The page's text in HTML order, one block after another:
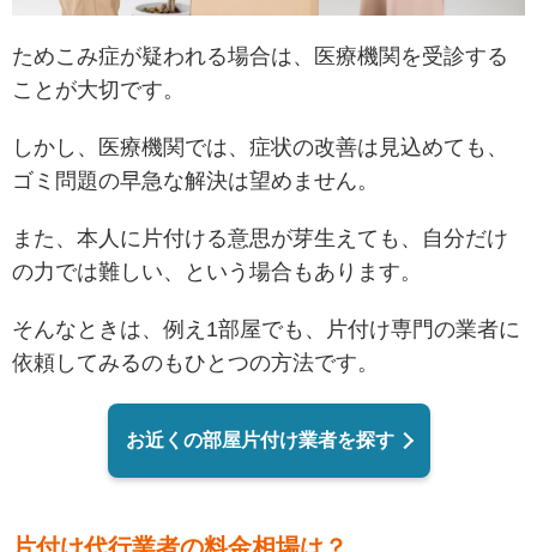
ためこみ症が疑われる場合は、医療機関を受診する
ことが大切です。
しかし、医療機関では、症状の改善は見込めても、
ゴミ問題の早急な解決は望めません。
また、本人に片付ける意思が芽生えても、自分だけ
の力では難しい、という場合もあります。
そんなときは、例え1部屋でも、片付け専門の業者に
依頼してみるのもひとつの方法です。
お近くの部屋片付け業者を探す